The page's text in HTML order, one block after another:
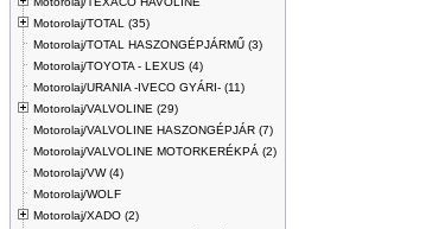
Motorolaj/TOTAL (35)
Motorolaj/TOTAL HASZONGÉPJÁRMŰ (3)
Motorolaj/TOYOTA - LEXUS (4)
Motorolaj/URANIA -IVECO GYÁRI- (11)
Motorolaj/VALVOLINE (29)
Motorolaj/VALVOLINE HASZONGÉPJÁR (7)
Motorolaj/VALVOLINE MOTORKERÉKPÁ (2)
Motorolaj/VW (4)
Motorolaj/WOLF
Motorolaj/XADO (2)